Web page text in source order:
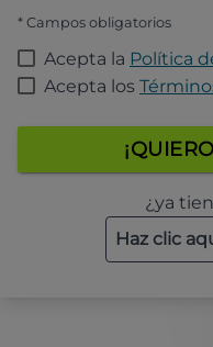
* Campos obligatorios
Acepta la Política
Acepta los
¿ya
Haz clic